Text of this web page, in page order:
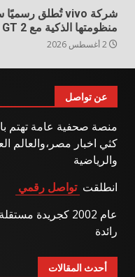
منظومتها الذكية مع Watch GT 2 وBuds Proط
عن تواصل
منصة صحفية عامة تهتم
كثي اخبار مصر،والعالم
والرياضية
انطلقت تواصل رقمي
عام 2002 كجريدة
رائدة
أحدث المقالات